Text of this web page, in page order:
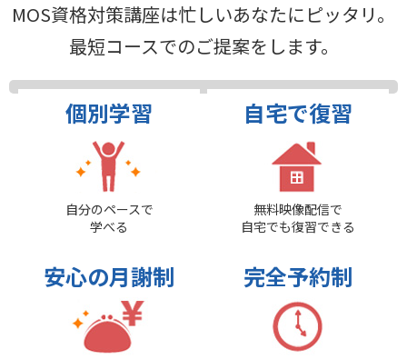
MOS資格対策講座は忙しいあなたにピッタリ。
最短コースでのご提案をします。
個別学習
自分のペースで
学べる
自宅で復習
無料映像配信で
自宅でも復習できる
安心の月謝制 完全予約制